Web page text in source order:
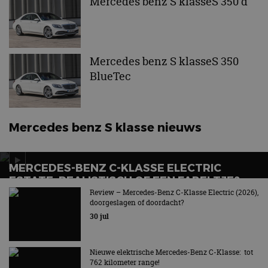
Mercedes benz S klasseS 350
BlueTec
Mercedes benz S klasse nieuws
MERCEDES-BENZ C-KLASSE ELECTRIC
ESTATE: REALISTISCH OF EEN FABELTJE?
Het verlossende antwoordReview – Mercedes-Benz C-Klasse Electric (2026),
doorgeslagen of doordacht?
30 jul
Nieuwe elektrische Mercedes-Benz C-Klasse: tot
762 kilometer range!
Naam
.autorai.nl
vertrouwd
het
bezoekers.
CookieScriptConsent
CookieScript
autorai.nl
4 weken 2
Deze
banner